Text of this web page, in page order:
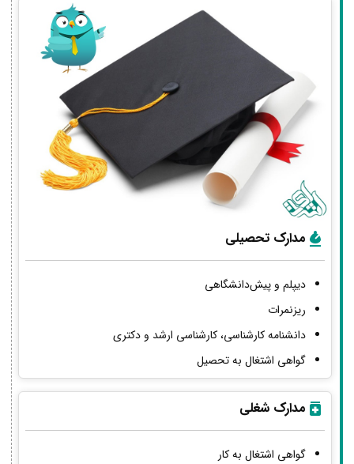
مدارک تحصیلی
دیپلم و پیش‌دانشگاهی
ریزنمرات
دانشنامه کارشناسی، کارشناسی ارشد و دکتری
گواهی اشتغال به تحصیل
مدارک شغلی
گواهی اشتغال به کار